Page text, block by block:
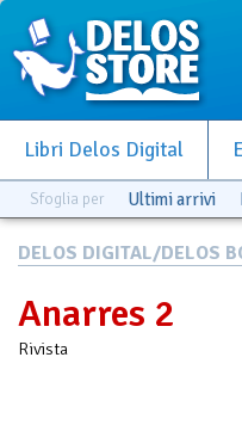
Libri Delos Digital
Sfoglia per Ultimi arrivi
DELOS DIGITAL/DELOS
Anarres 2
Rivista